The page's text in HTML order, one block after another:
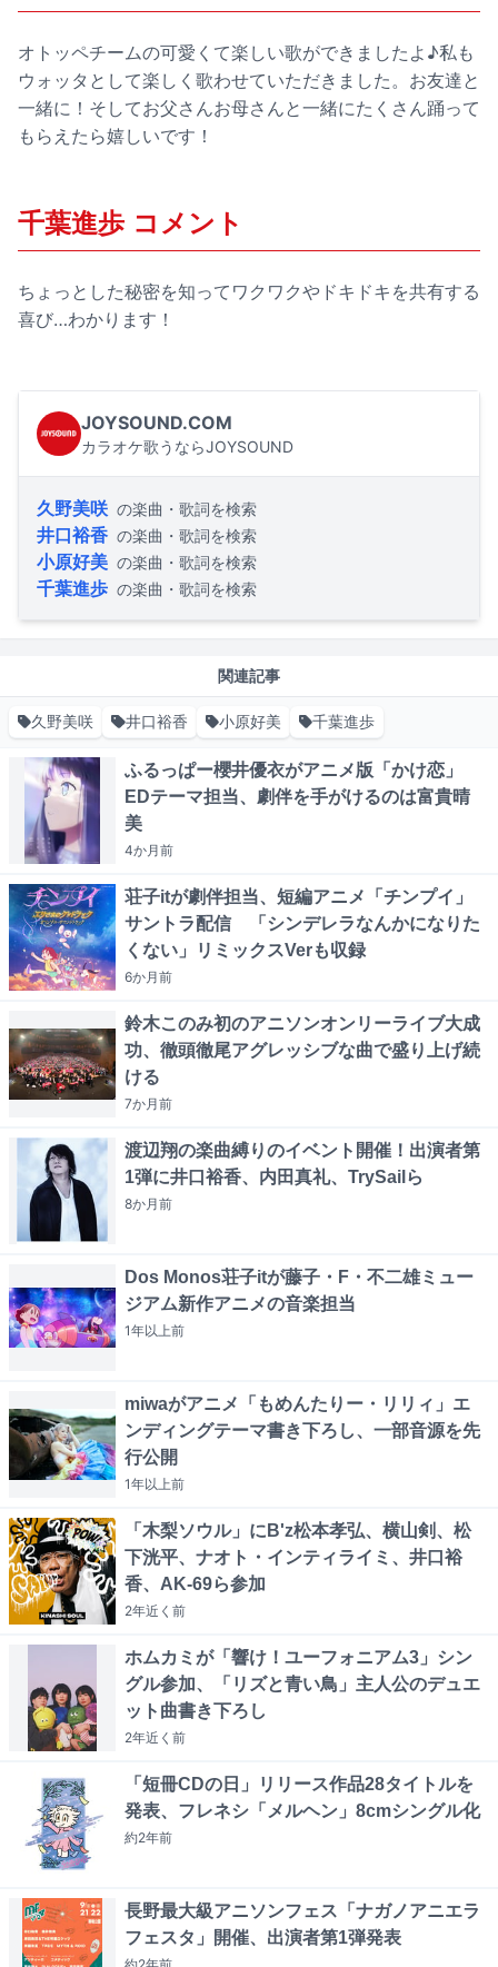
オトッペチームの可愛くて楽しい歌ができましたよ♪私も
ウォッタとして楽しく歌わせていただきました。お友達と
一緒に！そしてお父さんお母さんと一緒にたくさん踊って
もらえたら嬉しいです！
千葉進歩 コメント
ちょっとした秘密を知ってワクワクやドキドキを共有する
喜び…わかります！
JOYSOUND.COM
カラオケ歌うならJOYSOUND
久野美咲 の楽曲・歌詞を検索
井口裕香 の楽曲・歌詞を検索
小原好美 の楽曲・歌詞を検索
千葉進歩 の楽曲・歌詞を検索
関連記事
久野美咲 井口裕香 小原好美 千葉進歩
ふるっぱー櫻井優衣がアニメ版「かけ恋」
EDテーマ担当、劇伴を手がけるのは富貴晴
美
4か月前
荘子itが劇伴担当、短編アニメ「チンプイ」
サントラ配信 「シンデレラなんかになりた
くない」リミックスVerも収録
6か月前
鈴木このみ初のアニソンオンリーライブ大成
功、徹頭徹尾アグレッシブな曲で盛り上げ続
ける
7か月前
渡辺翔の楽曲縛りのイベント開催！出演者第
1弾に井口裕香、内田真礼、TrySailら
8か月前
Dos Monos荘子itが藤子・F・不二雄ミュー
ジアム新作アニメの音楽担当
1年以上前
miwaがアニメ「もめんたりー・リリィ」エ
ンディングテーマ書き下ろし、一部音源を先
行公開
1年以上前
「木梨ソウル」にB'z松本孝弘、横山剣、松
下洸平、ナオト・インティライミ、井口裕
香、AK-69ら参加
2年近く 前
ホムカミが「響け！ユーフォニアム3」シン
グル参加、「リズと青い鳥」主人公のデュエ
ット曲書き下ろし
2年近く 前
「短冊CDの日」リリース作品28タイトルを
発表、フレネシ「メルヘン」8cmシングル化
約2年前
長野最大級アニソンフェス「ナガノアニエラ
フェスタ」開催、出演者第1弾発表